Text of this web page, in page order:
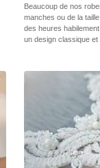
Beaucoup de nos
manches ou de la
des heures
un design classique